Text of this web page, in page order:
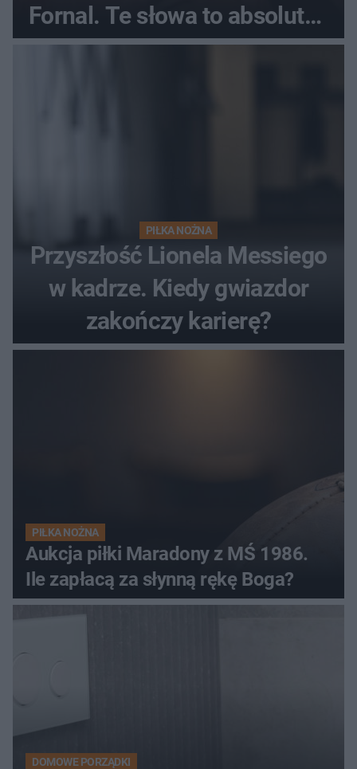
Fornal. Te słowa to absolutny
hit
PIŁKA NOŻNA
Przyszłość Lionela Messiego
w kadrze. Kiedy gwiazdor
zakończy karierę?
PIŁKA NOŻNA
Aukcja piłki Maradony z MŚ 1986.
Ile zapłacą za słynną rękę Boga?
DOMOWE PORZĄDKI